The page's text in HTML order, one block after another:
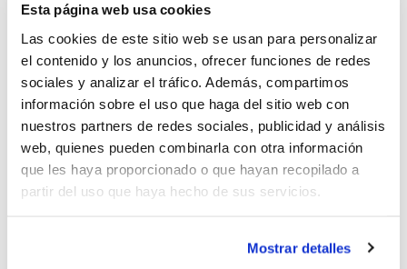
Esta página web usa cookies
Las cookies de este sitio web se usan para personalizar
el contenido y los anuncios, ofrecer funciones de redes
sociales y analizar el tráfico. Además, compartimos
información sobre el uso que haga del sitio web con
nuestros partners de redes sociales, publicidad y análisis
web, quienes pueden combinarla con otra información
que les haya proporcionado o que hayan recopilado a
partir del uso que haya hecho de sus servicios.
Mostrar detalles
siguientes categorías, tanto masculinas como
femeninas:– Escolar (nacidos entre 1998 y 1996). 40€
por equipo
– Jóvenes (nacidos entre 1994 y 1997). 40€ por equipo
– Senior (nacidos en 1993 y anteriores). 40€ por equipo
También existirá la posibilidad de inscribirse en el
concurso de triples.